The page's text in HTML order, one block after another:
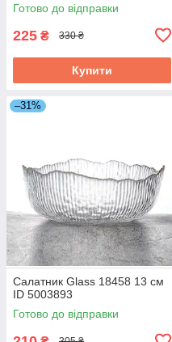
Готово до відправки
225 ₴ 330 ₴
Купити
–31%
Салатник Glass 18458 13 см
ID 5003893
Готово до відправки